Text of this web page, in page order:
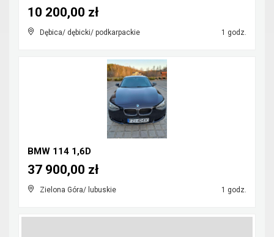
Dębica/ dębicki/ podkarpackie 1 godz.
10 200,00 zł
BMW 114 1,6D
Zielona Góra/ lubuskie 1 godz.
37 900,00 zł